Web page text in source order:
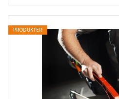
PRODUKTER